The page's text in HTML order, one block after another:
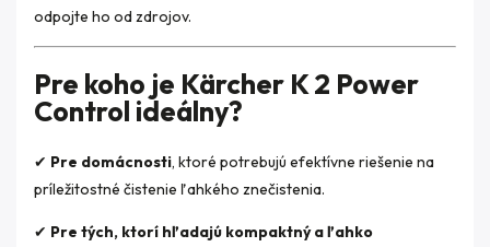
odpojte ho od zdrojov.
Pre koho je Kärcher K 2 Power
Control ideálny?
✔ Pre domácnosti, ktoré potrebujú efektívne riešenie na
príležitostné čistenie ľahkého znečistenia.
✔ Pre tých, ktorí hľadajú kompaktný a ľahko